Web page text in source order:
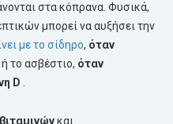
στα κόπρανα. Φυσικά,
μπορεί να αυξήσει την
με το σίδηρο, όταν
ή το ασβέστιο, όταν
D
βιταμινώνκαι